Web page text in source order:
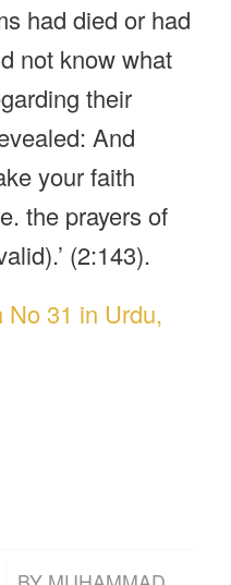
had died or had
not know what
their
And
your faith
the prayers of
(2:143).
31 in Urdu,